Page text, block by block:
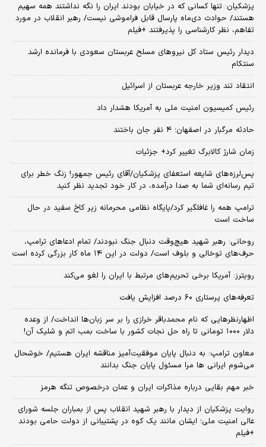
پزشکیان: تنها کسانی که در خیابان بودند ایران را نگه نداشتند همه سهیم
هستند/ حوادث دی‌ماه پارسال قابل فراموشی نیست/ رهبر انقلاب در مورد
تفاهم، نظر کارشناسی را پذیرفتند +فیلم
دیدار رئیس ستاد کل نیروهای مسلح عربستان سعودی با فرمانده ارشد
سنتکام
انتقاد تند وزیر خارجه عربستان از اسرائیل
رئیس کمیسیون امنیت ملی به آمریکا هشدار داد
حادثه مرگبار در اصفهان؛ ۴ نفر جان باختند
زمان شارژ کالابرگ تغییر کرد+ جزئیات
پس‌لرزه‌های شایعه استعفای پزشکیان/آقای رئیس جمهور! زنگ خطر برای
تیم رسانه‌ای شما به صدا درآمده، در کار خود تجدید نظر کنید
ترامپ همه را غافلگیر کرد/پایگاه نظامی محرمانه زیر کاخ سفید در حال
ساخت است
روحانی: رهبر شهید هیچ‌وقت دنبال جنگ نبودند/ تمام ادعاهای ترامپ،
حرف‌های توخالی و بلوف است/ دولت در این ۱۴ ماه کار بزرگی کرده است
رویترز: آمریکا برخی تحریم‌های مرتبط با ایران را لغو می‌کند
تعرفه‌های پرستاری ۶۰ درصد افزایش یافت
اظهارنظرهایی که نام محمدباقر خرازی را بر سر زبان‌ها انداخت/ از وعده
دلار ۱۰۰۰ تومانی تا راه حل نجات کشور با ساخت بمب اتم و شلیک آن!
معاون ترامپ: به دنبال پایان موفقیت‌آمیز مناقشه ایران هستیم/ خوشحال
می‌شوم ایرانی ها مرا مسئول پایان جنگ بدانند
خبر مهم بقایی درباره مذاکرات ایران و عمان درخصوص تنگه هرمز
روایت پزشکیان از دیدار با رهبر شهید انقلاب پس از بمباران جلسه شورای
عالی امنیت ملی؛ ایشان مانند یک کوه در پشتیبانی از دولت حامی بودند
+فیلم